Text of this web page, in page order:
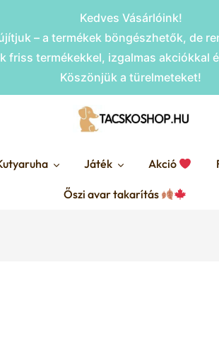
Kedves Vásárlóink!
– a termékek böngészhetők, de
friss termékekkel, izgalmas akciókkal
Köszönjük a türelmeteket!
Játék Akció
Őszi avar takarítás